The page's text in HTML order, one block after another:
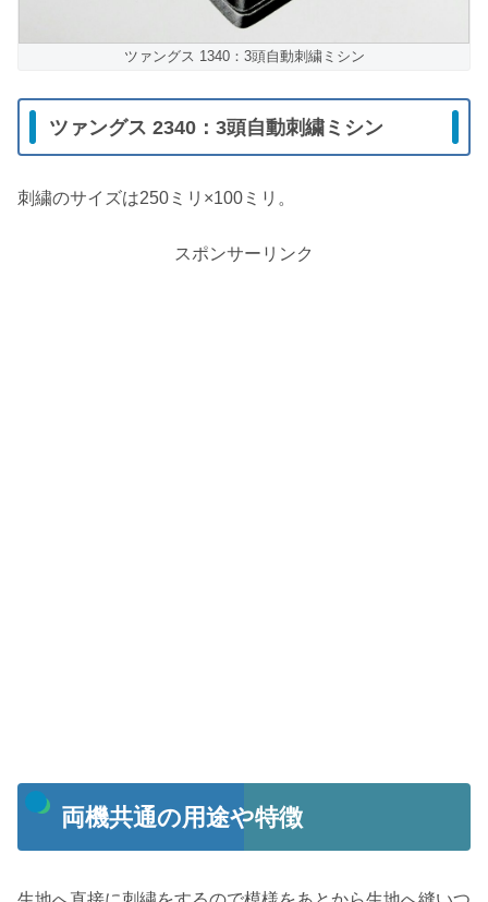
ツァングス 1340：3頭自動刺繍ミシン
ツァングス 2340：3頭自動刺繍ミシン
刺繍のサイズは250ミリ×100ミリ。
スポンサーリンク
両機共通の用途や特徴